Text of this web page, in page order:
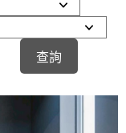
夜市口)門口可
停車
中山路1段139
號約10分鐘
愛的客戶加入